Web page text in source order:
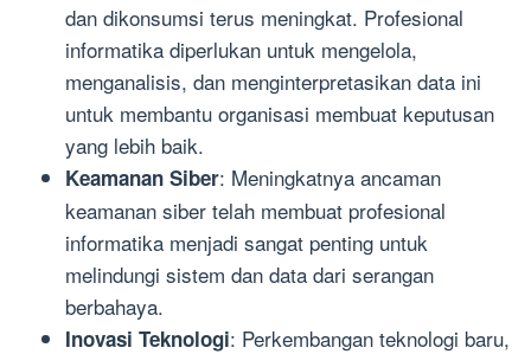
dan dikonsumsi terus meningkat. Profesional
informatika diperlukan untuk mengelola,
menganalisis, dan menginterpretasikan data ini
untuk membantu organisasi membuat keputusan
yang lebih baik.
Keamanan Siber: Meningkatnya ancaman
keamanan siber telah membuat profesional
informatika menjadi sangat penting untuk
melindungi sistem dan data dari serangan
berbahaya.
Inovasi Teknologi: Perkembangan teknologi baru,